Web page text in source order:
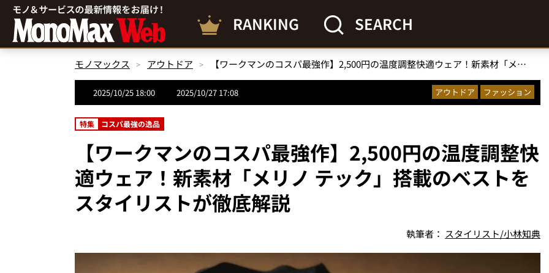
RANKING SEARCH
モノマックス アウトドア 【ワークマンのコスパ最強作】2,500円の温度調整快適ウェア！新素材「メリノ テック」搭載のベストをスタイリストが徹底解説
2025/10/25 18:00 2025/10/27 17:08 アウトドア ファッション
特集 コスパ最強の逸品
【ワークマンのコスパ最強作】2,500円の温度調整快
適ウェア！新素材「メリノ テック」搭載のベストを
スタイリストが徹底解説
執筆者： スタイリスト/小林知典